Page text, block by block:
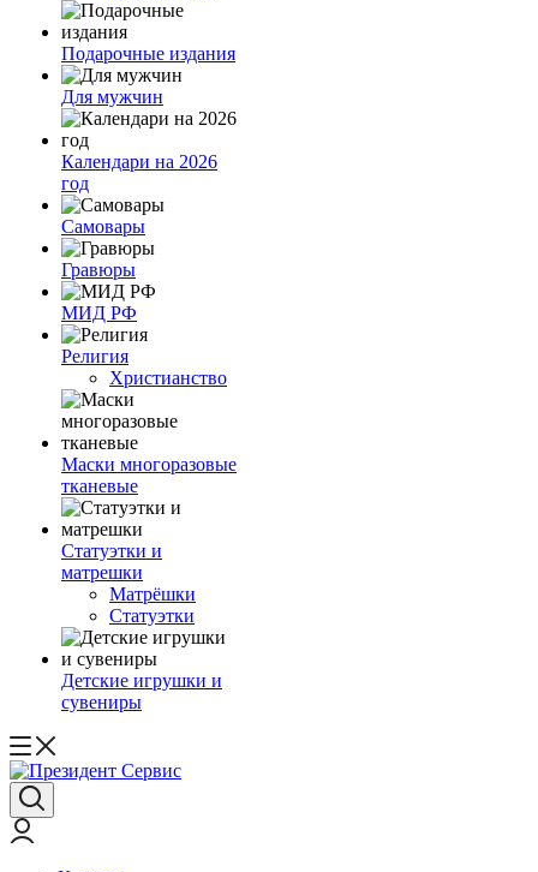
Подарочные издания
Для мужчин
Календари на 2026
год
Самовары
Гравюры
МИД РФ
Религия
Христианство
Маски многоразовые
тканевые
Статуэтки и
матрешки
Матрёшки
Статуэтки
Детские игрушки и
сувениры